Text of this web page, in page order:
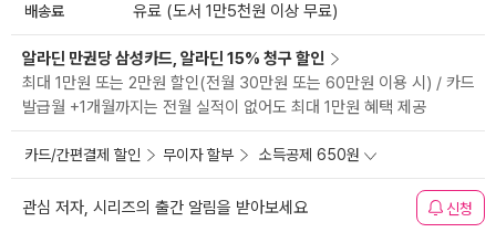
배송료 유료 (도서 1만5천원 이상 무료)
알라딘 만권당 삼성카드, 알라딘 15% 청구 할인
최대 1만원 또는 2만원 할인(전월 30만원 또는 60만원 이용 시) / 카드
발급월 +1개월까지는 전월 실적이 없어도 최대 1만원 혜택 제공
카드/간편결제 할인 무이자 할부 소득공제 650원
관심 저자, 시리즈의 출간 알림을 받아보세요 신청